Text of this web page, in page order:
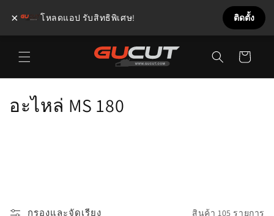
ข้ามไป
ยัง
เนื้อหา
สินค้า
ค
อะไหล่ MS 180
กรองและจัดเรียง สินค้า 105 รายการ
× โหลดแอป รับสิทธิพิเศษ! ติดตั้ง